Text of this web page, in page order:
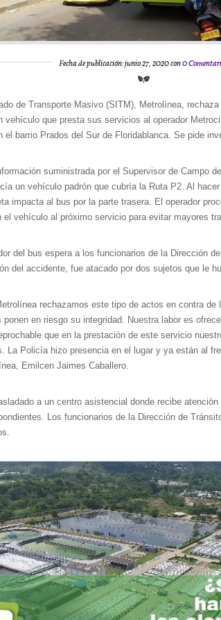
Fecha de publicación: junio 27, 2020 con0
de Transporte Masivo (SITM), Metrolínea,
vehículo que presta sus servicios al operador
el barrio Prados del Sur de Floridablanca. Se pide
suministrada por el Supervisor de Campo
un vehículo padrón que cubría la Ruta P2. Al
impacta al bus por la parte trasera. El operador
el vehículo al próximo servicio para evitar mayores
del bus espera a los funcionarios de la Dirección
del accidente, fue atacado por dos sujetos que le
rechazamos este tipo de actos en contra de
en riesgo su integridad. Nuestra labor es
que en la prestación de este servicio
La Policía hizo presencia en el lugar y ya están al
Emilcen Jaimes Caballero.
a un centro asistencial donde recibe
Los funcionarios de la Dirección de